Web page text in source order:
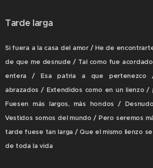
Tarde larga
Si fuera a la casa del amor / He de
de que me desnude / Tal como fue
entera / Esa patria a que pertenezco
abrazados / Extendidos como en un lienzo /
Fuesen más largos, más hondos /
Vestidos somos del mundo / Pero seremos
tarde fuese tan larga / Que el mismo lienzo
de toda la vida